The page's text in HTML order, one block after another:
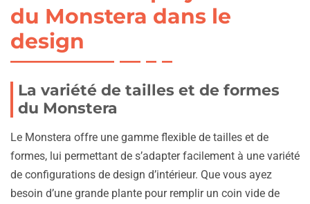
du Monstera dans le
design
La variété de tailles et de formes
du Monstera
Le Monstera offre une gamme flexible de tailles et de
formes, lui permettant de s’adapter facilement à une variété
de configurations de design d’intérieur. Que vous ayez
besoin d’une grande plante pour remplir un coin vide de